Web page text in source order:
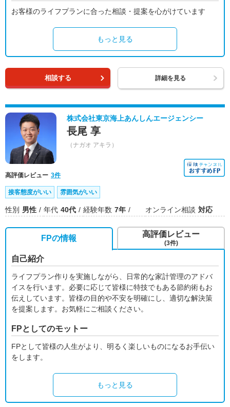
お客様のライフプランに合った相談・提案を心がけています
もっと見る
相談する 詳細を見る
株式会社東京海上あんしんエージェンシー
長尾 享
（ナガオ アキラ）
高評価レビュー 3件
接客態度がいい 雰囲気がいい
性別 男性 年代 40代 経験年数 7年 オンライン相談 対応
FPの情報
自己紹介
ライフプラン作りを実施しながら、日常的な家計管理のアドバ
イスを行います。必要に応じて皆様に特技でもある節約術もお
伝えしています。皆様の目的や不安を明確にし、適切な解決策
を提案します。お気軽にご相談ください。
FPとしてのモットー
FPとして皆様の人生がより、明るく楽しいものになるお手伝い
をします。
もっと見る
高評価レビュー
(3件)